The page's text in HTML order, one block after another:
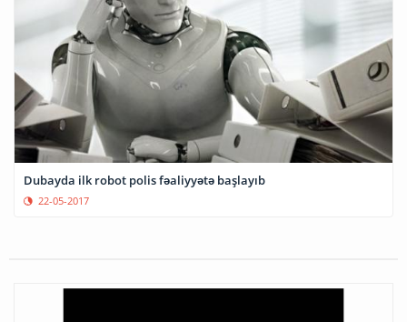
Dubayda ilk robot polis fəaliyyətə başlayıb
22-05-2017